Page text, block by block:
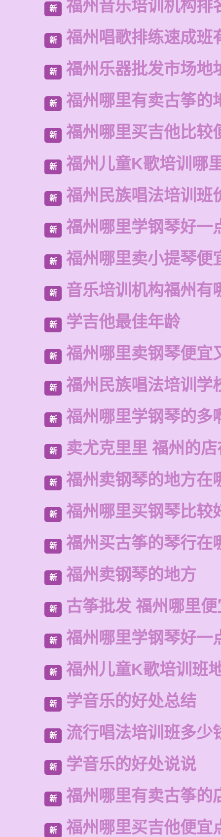
新 福州音乐培训机构排
新 福州唱歌排练速成班
新 福州乐器批发市场地
新 福州哪里有卖古筝的
新 福州哪里买吉他比较
新 福州儿童K歌培训哪
新 福州民族唱法培训班
新 福州哪里学钢琴好一
新 福州哪里卖小提琴便
新 音乐培训机构福州有
新 学吉他最佳年龄
新 福州哪里卖钢琴便宜
新 福州民族唱法培训学
新 福州哪里学钢琴的多
新 卖尤克里里 福州的
新 福州卖钢琴的地方在
新 福州哪里买钢琴比较
新 福州买古筝的琴行在
新 福州卖钢琴的地方
新 古筝批发 福州哪里
新 福州哪里学钢琴好一
新 福州儿童K歌培训班
新 学音乐的好处总结
新 流行唱法培训班多少
新 学音乐的好处说说
新 福州哪里有卖古筝的
新 福州哪里买吉他便宜